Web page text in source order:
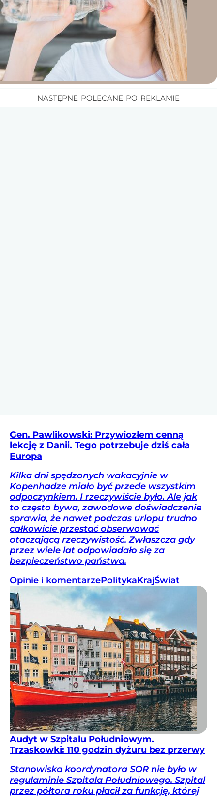
Gen. Pawlikowski: Przywiozłem cenną
lekcję z Danii. Tego potrzebuje dziś cała
Europa
Kilka dni spędzonych wakacyjnie w
Kopenhadze miało być przede wszystkim
odpoczynkiem. I rzeczywiście było. Ale jak
to często bywa, zawodowe doświadczenie
sprawia, że nawet podczas urlopu trudno
całkowicie przestać obserwować
otaczającą rzeczywistość. Zwłaszcza gdy
przez wiele lat odpowiadało się za
bezpieczeństwo państwa.
Opinie i komentarzePolitykaKrajŚwiat
Audyt w Szpitalu Południowym.
Trzaskowki: 110 godzin dyżuru bez przerwy
Stanowiska koordynatora SOR nie było w
regulaminie Szpitala Południowego. Szpital
przez półtora roku płacił za funkcję, której